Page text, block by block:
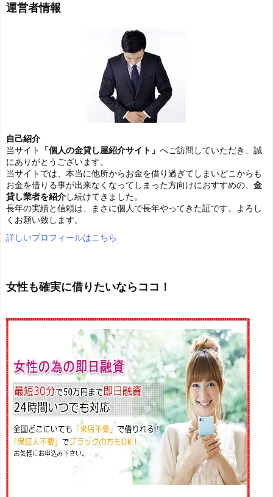
運営者情報
自己紹介
当サイト
「個人の金貸し屋紹介サイト」 へご訪問していただき、誠
にありがとうございます。
当サイトでは、本当に他所からお金を借り過ぎてしまいどこからも
お金を借りる事が出来なくなってしまった方向けにおすすめの、 金
貸し業者を紹介し続けてきました。
長年の実績と信頼は、まさに個人で長年やってきた証です。よろし
くお願い致します。
詳しいプロフィールはこちら
女性も確実に借りたいならココ！